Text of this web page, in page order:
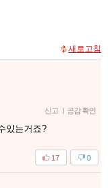
새로고침
신고 | 공감 확인
있는거죠?
0
17